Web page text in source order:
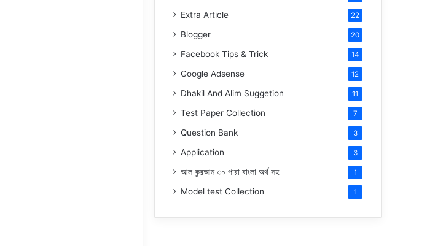
Extra Article 22
Blogger 20
Facebook Tips & Trick 14
Google Adsense 12
Dhakil And Alim Suggetion 11
Test Paper Collection 7
Question Bank 3
Application 3
আল কুরআন ৩০ পারা বাংলা অর্থ সহ 1
Model test Collection 1